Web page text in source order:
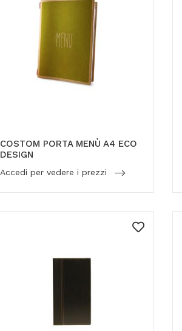
COSTOM PORTA MENÙ A4 ECO
DESIGN
Accedi per vedere i prezzi